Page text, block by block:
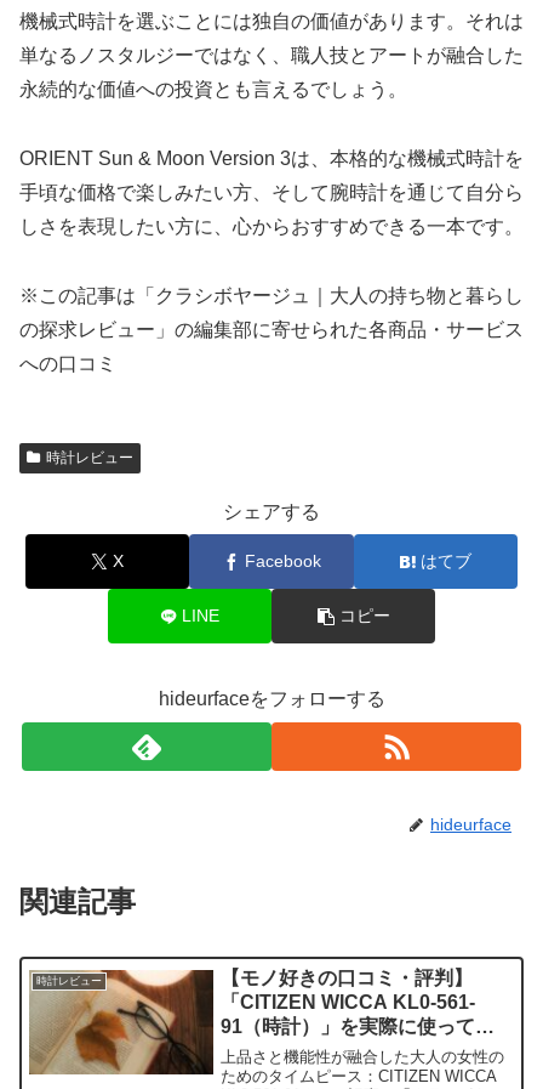
機械式時計を選ぶことには独自の価値があります。それは
単なるノスタルジーではなく、職人技とアートが融合した
永続的な価値への投資とも言えるでしょう。
ORIENT Sun & Moon Version 3は、本格的な機械式時計を
手頃な価格で楽しみたい方、そして腕時計を通じて自分ら
しさを表現したい方に、心からおすすめできる一本です。
※この記事は「クラシボヤージュ｜大人の持ち物と暮らし
の探求レビュー」の編集部に寄せられた各商品・サービス
への口コミ
時計レビュー
シェアする
X Facebook はてブ
LINE コピー
hideurfaceをフォローする
hideurface
関連記事
時計レビュー
【モノ好きの口コミ・評判】
「CITIZEN WICCA KL0-561-
91（時計）」を実際に使ってみ
た正直感想
上品さと機能性が融合した大人の女性の
ためのタイムピース：CITIZEN WICCA